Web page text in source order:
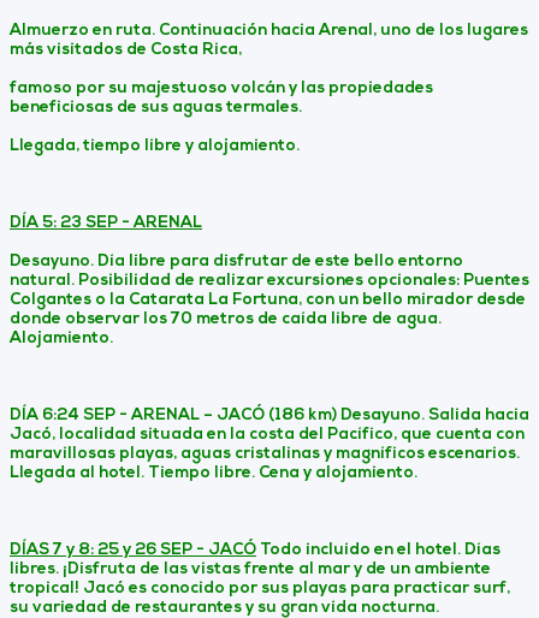
Almuerzo en ruta. Continuación hacia Arenal, uno de los lugares
más visitados de Costa Rica,
famoso por su majestuoso volcán y las propiedades
beneficiosas de sus aguas termales.
Llegada, tiempo libre y alojamiento.
DÍA 5: 23 SEP - ARENAL
Desayuno. Día libre para disfrutar de este bello entorno
natural. Posibilidad de realizar excursiones opcionales: Puentes
Colgantes o la Catarata La Fortuna, con un bello mirador desde
donde observar los 70 metros de caída libre de agua.
Alojamiento.
DÍA 6:24 SEP - ARENAL – JACÓ (186 km) Desayuno. Salida hacia
Jacó, localidad situada en la costa del Pacífico, que cuenta con
maravillosas playas, aguas cristalinas y magníficos escenarios.
Llegada al hotel. Tiempo libre. Cena y alojamiento.
DÍAS 7 y 8: 25 y 26 SEP - JACÓ Todo incluido en el hotel. Días
libres. ¡Disfruta de las vistas frente al mar y de un ambiente
tropical! Jacó es conocido por sus playas para practicar surf,
su variedad de restaurantes y su gran vida nocturna.